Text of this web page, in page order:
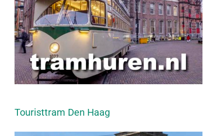
Touristtram Den Haag